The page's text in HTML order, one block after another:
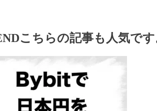
こちらの記事も人気です